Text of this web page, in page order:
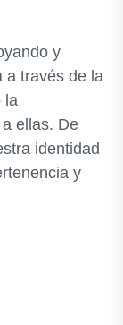
y
a través de la
la
ellas. De
identidad
y